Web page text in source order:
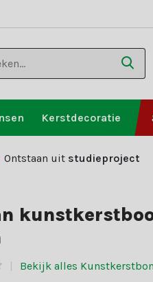
Kerstdecoratie
Ontstaan uit studieproject
Bekijk alles